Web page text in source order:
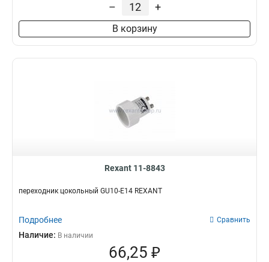
– +
В корзину
Rexant 11-8843
переходник цокольный GU10-Е14 REXANT
Подробнее Сравнить
Наличие: В наличии
66,25 ₽